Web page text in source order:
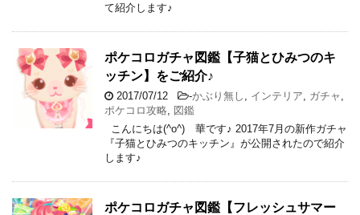
て紹介します♪
ポケコロガチャ図鑑【子猫とひみつのキ
ッチン】をご紹介♪
2017/07/12 -かぶり無し インテリア ガチャ
ポケコロ攻略
図鑑
こんにちは(^o^) 華です♪ 2017年7月の新作ガチャ
『子猫とひみつのキッチン』が公開されたので紹介
します♪
ポケコロガチャ図鑑【フレッシュサマー